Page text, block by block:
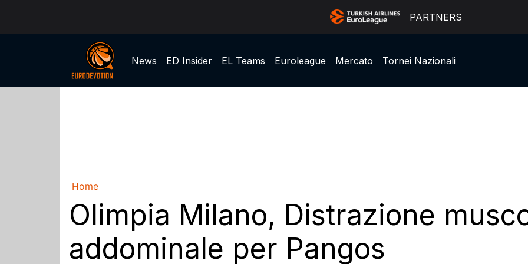
PARTNERS
News ED Insider EL Teams Euroleague Mercato Tornei Nazionali
Home
Olimpia Milano, Distrazione
addominale per Pangos